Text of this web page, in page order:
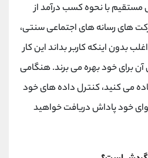
مستقیم با نحوه کسب درآمد از
های رسانه‌ های اجتماعی سنتی،
بدون اینکه کاربر بداند این کار
آن برای خود بهره می برند. هنگامی
می کنید، کنترل داده های خود
خود پاداش دریافت خواهید